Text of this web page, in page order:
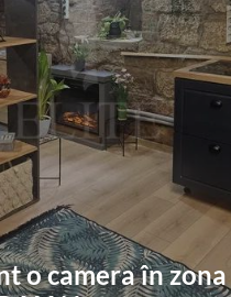
o camera în zona
PLATINIA